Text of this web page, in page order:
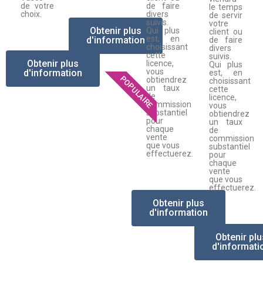
de votre
choix.
Obtenir plus
d'information
Obtenir plus
d'information
POPULAIRE
de faire
divers
suivis.
Qui plus
est, en
choisissant
cette
licence,
vous
obtiendrez
un taux
de
commission
substantiel
pour
chaque
vente
que vous
effectuerez.
Obtenir plus
d'information
le temps
de servir
votre
client ou
de faire
divers
suivis.
Qui plus
est, en
choisissant
cette
licence,
vous
obtiendrez
un taux
de
commission
substantiel
pour
chaque
vente
que vous
effectuerez.
Obtenir